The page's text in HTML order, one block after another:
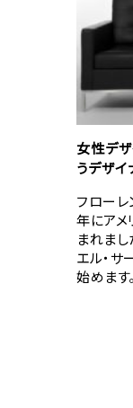
女性デ
うデザ
フローレ
年にアメ
まれま
エル・サ
始めま